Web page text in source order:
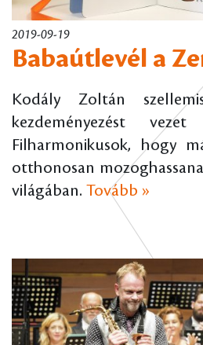
2019-09-19
Babaútlevél a
Kodály Zoltán
kezdeményezést
Filharmonikusok, hogy
otthonosan
világában. Tovább »